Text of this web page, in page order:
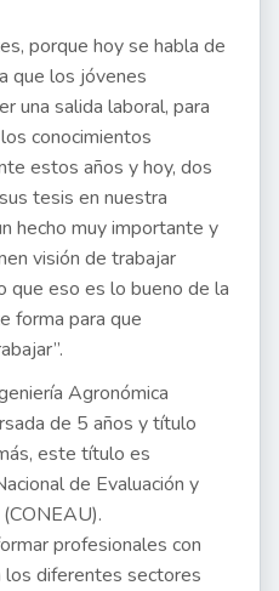
porque hoy se habla de
que los jóvenes
una salida laboral, para
conocimientos
estos años y hoy, dos
tesis en nuestra
hecho muy importante y
visión de trabajar
que eso es lo bueno de la
forma para que
Agronómica
de 5 años y título
este título es
de Evaluación y
profesionales con
los diferentes sectores